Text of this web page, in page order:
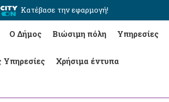
Κατέβασε την εφαρμογή!
Ο Δήμος Βιώσιμη πόλη Υπηρεσίες
Υπηρεσίες Χρήσιμα έντυπα